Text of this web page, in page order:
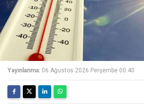
Yayınlanma: 06 Ağustos 2026 Perşembe 00:40